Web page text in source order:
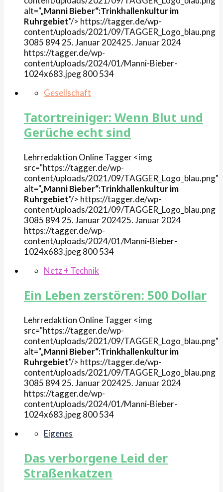
alt="„Manni Bieber“:Trinkhallenkultur im
Ruhrgebiet"/> https://tagger.de/wp-
content/uploads/2021/09/TAGGER_Logo_blau.png
3085 89425. Januar 202425. Januar 2024
https://tagger.de/wp-
content/uploads/2024/01/Manni-Bieber-
1024x683.jpeg800534
Gesellschaft
Tatortreiniger: Wenn Blut und
Gerüche echt sind
Lehrredaktion OnlineTagger<img
src="https://tagger.de/wp-
content/uploads/2021/09/TAGGER_Logo_blau.png"
alt="„Manni Bieber“:Trinkhallenkultur im
Ruhrgebiet"/> https://tagger.de/wp-
content/uploads/2021/09/TAGGER_Logo_blau.png
3085 89425. Januar 202425. Januar 2024
https://tagger.de/wp-
content/uploads/2024/01/Manni-Bieber-
1024x683.jpeg800534
Netz + Technik
Ein Leben zerstören: 500 Dollar
Lehrredaktion OnlineTagger<img
src="https://tagger.de/wp-
content/uploads/2021/09/TAGGER_Logo_blau.png"
alt="„Manni Bieber“:Trinkhallenkultur im
Ruhrgebiet"/> https://tagger.de/wp-
content/uploads/2021/09/TAGGER_Logo_blau.png
3085 89425. Januar 202425. Januar 2024
https://tagger.de/wp-
content/uploads/2024/01/Manni-Bieber-
1024x683.jpeg800534
Eigenes
Das verborgene Leid der
Straßenkatzen